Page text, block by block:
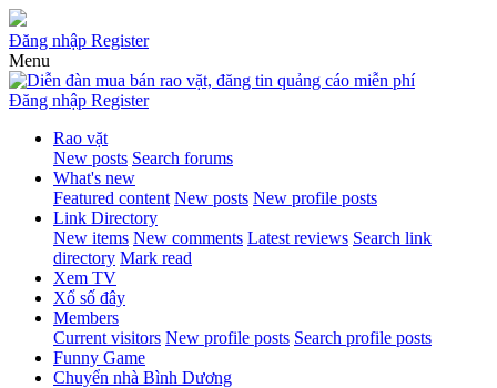
Đăng nhập Register
Menu
Đăng nhập Register
Rao vặt
New posts Search forums
What's new
Featured content New posts New profile posts
Link Directory
New items New comments Latest reviews Search link
directory Mark read
Xem TV
Xổ số đây
Members
Current visitors New profile posts Search profile posts
Funny Game
Chuyển nhà Bình Dương